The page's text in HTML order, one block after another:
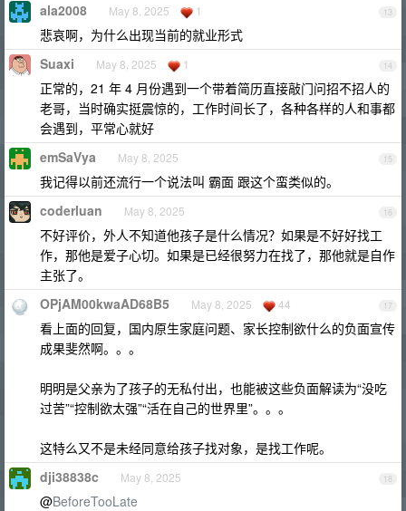
13
ala2008 May 8, 2025 1
悲哀啊，为什么出现当前的就业形式
14
Suaxi May 8, 2025 1
正常的，21 年 4 月份遇到一个带着简历直接敲门问招不招人的
老哥，当时确实挺震惊的，工作时间长了，各种各样的人和事都
会遇到，平常心就好
15
emSaVya May 8, 2025
我记得以前还流行一个说法叫 霸面 跟这个蛮类似的。
16
coderluan May 8, 2025
不好评价，外人不知道他孩子是什么情况？如果是不好好找工
作，那他是爱子心切。如果是已经很努力在找了，那他就是自作
主张了。
17
OPjAM00kwaAD68B5 May 8, 2025 44
看上面的回复，国内原生家庭问题、家长控制欲什么的负面宣传
成果斐然啊。。。
明明是父亲为了孩子的无私付出，也能被这些负面解读为“没吃
过苦”“控制欲太强”“活在自己的世界里”。。。
这特么又不是未经同意给孩子找对象，是找工作呢。
18
dji38838c May 8, 2025
@BeforeTooLate